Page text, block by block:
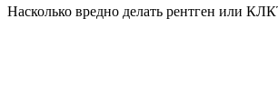
Насколько вредно делать рентген или